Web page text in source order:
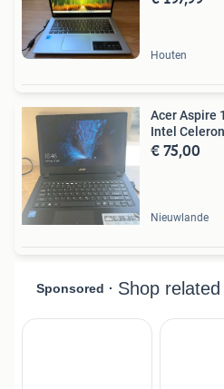
Houten
Acer Aspire
Intel
€ 75,00
Nieuwlande